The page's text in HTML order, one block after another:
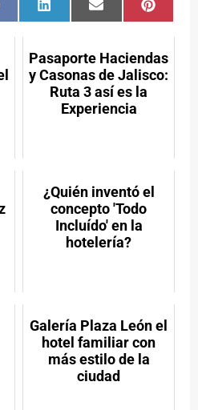
Facebook
Compartir
en
Compartir
en en
Pasaporte Haciendas
y Casonas de Jalisco:
Ruta 3 así es la
Experiencia
¿Quién inventó el
concepto 'Todo
Incluído' en la
hotelería?
Galería Plaza León el
hotel familiar con
más estilo de la
ciudad